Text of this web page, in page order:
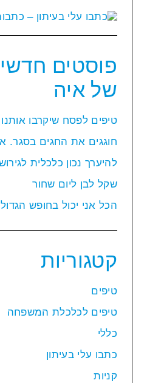
פוסטים
של איה
טיפים לפסח שיקרבו
חוגגים את החגים בסגר.
להיערך נכון כלכלית
שקל לבן ליום שחור
הכל אני יכול בחופש הגדול
קטגוריות
טיפים
טיפים לכלכלת המשפחה
כללי
כתבו עלי בעיתון
קניות